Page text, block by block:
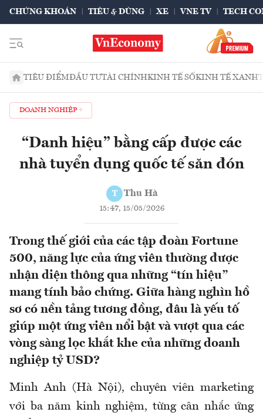
CHỨNG KHOÁN TIÊU & DÙNG XE VNE TV TECH
TIÊU ĐIỂMĐẦU TƯTÀI CHÍNHKINH TẾ SỐKINH TẾ XANH
DOANH NGHIỆP
“Danh hiệu” bằng cấp được các
nhà tuyển dụng quốc tế săn đón
T Thu Hà
15:47, 15/05/2026
Trong thế giới của các tập đoàn Fortune
500, năng lực của ứng viên thường được
nhận diện thông qua những “tín hiệu”
mang tính bảo chứng. Giữa hàng nghìn hồ
sơ có nền tảng tương đồng, đâu là yếu tố
giúp một ứng viên nổi bật và vượt qua các
vòng sàng lọc khắt khe của những doanh
nghiệp tỷ USD?
Minh Anh (Hà Nội), chuyên viên marketing
với ba năm kinh nghiệm, từng cân nhắc ứng